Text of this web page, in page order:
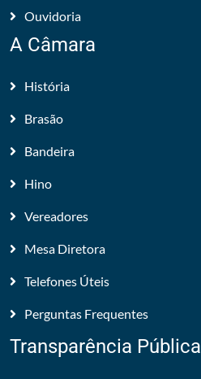
Ouvidoria
A Câmara
História
Brasão
Bandeira
Hino
Vereadores
Mesa Diretora
Telefones Úteis
Perguntas Frequentes
Transparência Pública